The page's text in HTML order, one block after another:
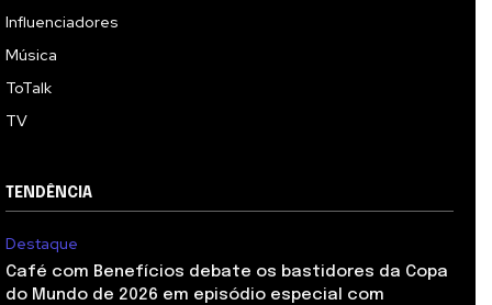
Influenciadores
Música
ToTalk
TV
TENDÊNCIA
Destaque
Café com Benefícios debate os bastidores da Copa
do Mundo de 2026 em episódio especial com